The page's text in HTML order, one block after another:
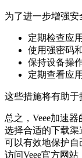
为了进一步增强安
定期检查应
使用强密码
保持设备操
定期查看应
这些措施将有助于
总之，Veee加速
选择合适的下载
可以有效地保护自
访问Veee官方网